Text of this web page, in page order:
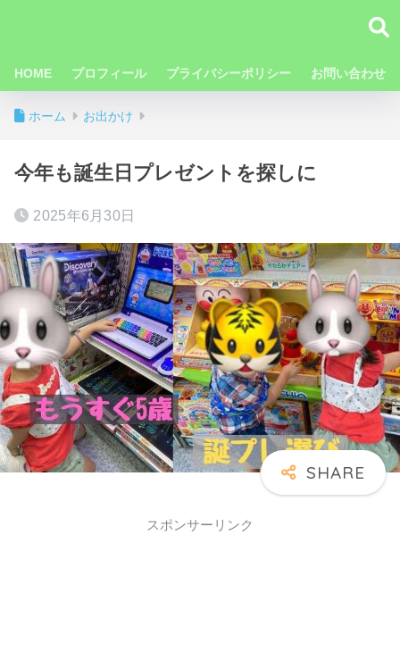
HOME プロフィール プライバシーポリシー お問い合わせ
ホーム お出かけ
今年も誕生日プレゼントを探しに
2025年6月30日
スポンサーリンク